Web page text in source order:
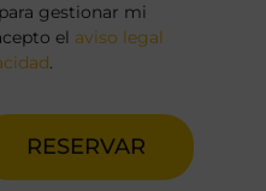
gestionar mi
el aviso legal
.
RESERVAR